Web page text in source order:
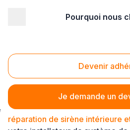
Pourquoi nous
Devenir
Je demande un
Réparation de sirène
réparation de sirène intérieure